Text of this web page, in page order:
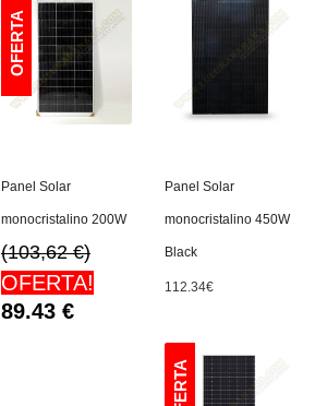
Panel Solar
monocristalino 200W
(103,62 €)
OFERTA!
89.43 €
Panel Solar
monocristalino 450W
Black
112.34€